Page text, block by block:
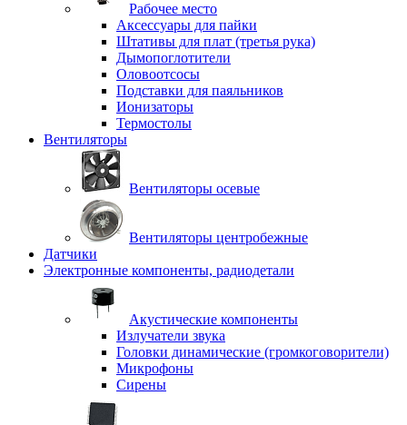
Рабочее место
Аксессуары для пайки
Штативы для плат (третья рука)
Дымопоглотители
Оловоотсосы
Подставки для паяльников
Ионизаторы
Термостолы
Вентиляторы
Вентиляторы осевые
Вентиляторы центробежные
Датчики
Электронные компоненты, радиодетали
Акустические компоненты
Излучатели звука
Головки динамические (громкоговорители)
Микрофоны
Сирены